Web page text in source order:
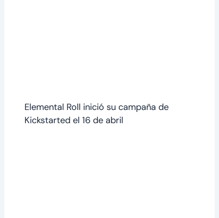
Elemental Roll inició su campaña de
Kickstarted el 16 de abril